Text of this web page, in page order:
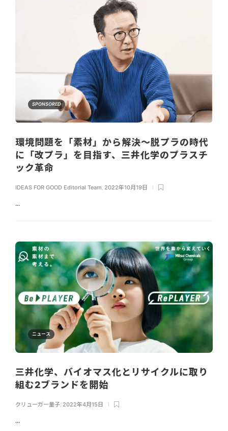
SPONSORED
環境問題を「素材」から解決～脱プラの時代
に「改プラ」を目指す、三井化学のプラスチ
ック革命
IDEAS FOR GOOD Editorial Team, 2022年10月19日
...
ニュース
三井化学、バイオマス化とリサイクルに取り
組む2ブランドを開始
クリューガー量子, 2022年4月15日
...